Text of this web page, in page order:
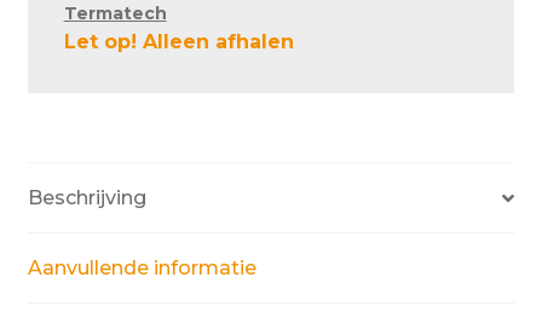
Termatech
Let op! Alleen afhalen
Beschrijving
Aanvullende informatie